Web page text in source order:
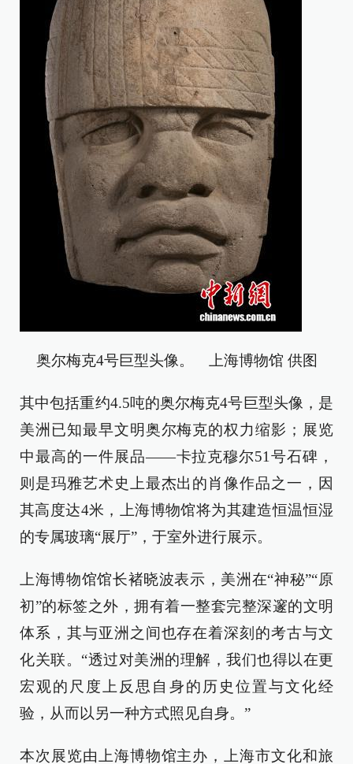
奥尔梅克4号巨型头像。 上海博物馆 供图
其中包括重约4.5吨的奥尔梅克4号巨型头像，是
美洲已知最早文明奥尔梅克的权力缩影；展览
中最高的一件展品——卡拉克穆尔51号石碑，
则是玛雅艺术史上最杰出的肖像作品之一，因
其高度达4米，上海博物馆将为其建造恒温恒湿
的专属玻璃“展厅”，于室外进行展示。
上海博物馆馆长褚晓波表示，美洲在“神秘”“原
初”的标签之外，拥有着一整套完整深邃的文明
体系，其与亚洲之间也存在着深刻的考古与文
化关联。“透过对美洲的理解，我们也得以在更
宏观的尺度上反思自身的历史位置与文化经
验，从而以另一种方式照见自身。”
本次展览由上海博物馆主办，上海市文化和旅